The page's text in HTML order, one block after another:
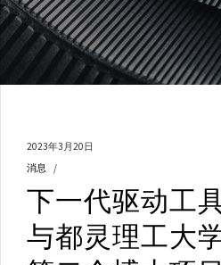
2023年3月20日
消息
下一代驱动工
与都灵理工大